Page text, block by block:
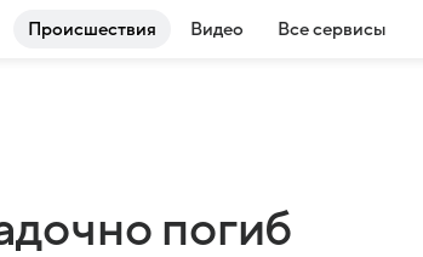
Происшествия Видео Все сервисы
погиб